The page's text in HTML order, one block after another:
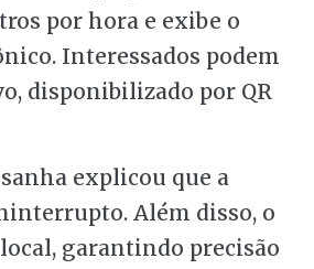
por hora e exibe o
Interessados podem
disponibilizado por QR
explicou que a
Além disso, o
garantindo precisão